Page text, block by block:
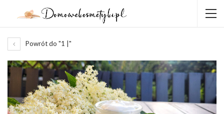
Powrót do "1 |"